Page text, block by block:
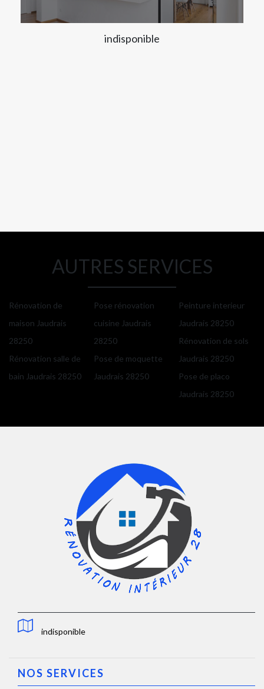
indisponible
AUTRES SERVICES
Rénovation de
maison Jaudrais
28250
Rénovation salle de
bain Jaudrais 28250
Pose rénovation
cuisine Jaudrais
28250
Pose de moquette
Jaudrais 28250
Peinture interieur
Jaudrais 28250
Rénovation de sols
Jaudrais 28250
Pose de placo
Jaudrais 28250
indisponible
NOS SERVICES